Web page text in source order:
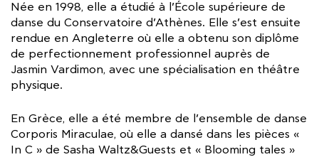
Née en 1998, elle a étudié à l’École supérieure de
danse du Conservatoire d’Athènes. Elle s’est ensuite
rendue en Angleterre où elle a obtenu son diplôme
de perfectionnement professionnel auprès de
Jasmin Vardimon, avec une spécialisation en théâtre
physique.
En Grèce, elle a été membre de l’ensemble de danse
Corporis Miraculae, où elle a dansé dans les pièces «
In C » de Sasha Waltz&Guests et « Blooming tales »